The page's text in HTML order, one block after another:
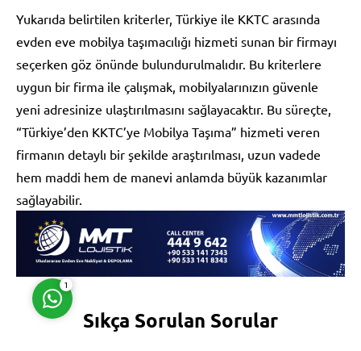
Yukarıda belirtilen kriterler, Türkiye ile KKTC arasında
evden eve mobilya taşımacılığı hizmeti sunan bir firmayı
seçerken göz önünde bulundurulmalıdır. Bu kriterlere
uygun bir firma ile çalışmak, mobilyalarınızın güvenle
yeni adresinize ulaştırılmasını sağlayacaktır. Bu süreçte,
“Türkiye’den KKTC’ye Mobilya Taşıma” hizmeti veren
firmanın detaylı bir şekilde araştırılması, uzun vadede
hem maddi hem de manevi anlamda büyük kazanımlar
sağlayabilir.
Sıkça Sorulan Sorular
Müşteri Temsilcisi
Cevap Yaz
1